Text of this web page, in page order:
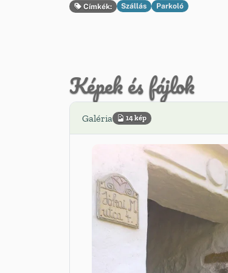
Címkék: Szállás Parkoló
Képek és fájlok
Galéria 14 kép